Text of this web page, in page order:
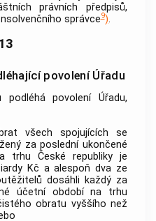
právních předpisů,
správce9).
povolení Úřadu
podléhá povolení Úřadu,
všech spojujících se
za poslední ukončené
trhu České republiky je
Kč a alespoň dva ze
dosáhli každý za
účetní období na trhu
obratu vyššího než